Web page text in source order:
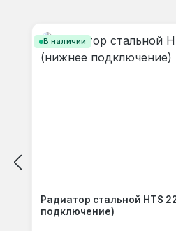
В наличии
Радиатор стальной HTS
подключение)